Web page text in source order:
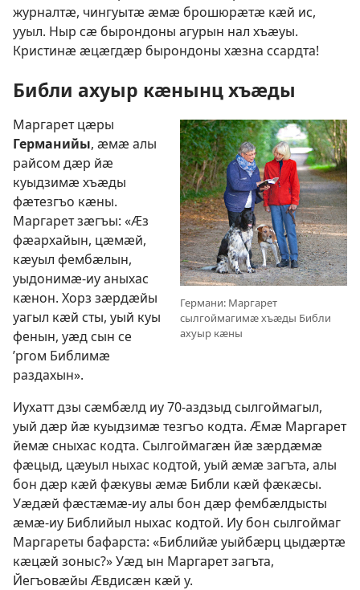
журналтӕ, чингуытӕ ӕмӕ брошюрӕтӕ кӕй ис,
ууыл. Ныр сӕ бырондоны агурын нал хъӕуы.
Кристинӕ ӕцӕгдӕр бырондоны хӕзна ссардта!
Библи ахуыр кӕнынц хъӕды
Германи: Маргарет
сылгоймагимӕ хъӕды Библи
ахуыр кӕны
Маргарет цӕры
Германийы, ӕмӕ алы
райсом дӕр йӕ
куыдзимӕ хъӕды
фӕтезгъо кӕны.
Маргарет зӕгъы: «Ӕз
фӕархайын, цӕмӕй,
кӕуыл фембӕлын,
уыдонимӕ-иу аныхас
кӕнон. Хорз зӕрдӕйы
уагыл кӕй сты, уый куы
фенын, уӕд сын се
’ргом Библимӕ
раздахын».
Иухатт дзы сӕмбӕлд иу 70-аздзыд сылгоймагыл,
уый дӕр йӕ куыдзимӕ тезгъо кодта. Ӕмӕ Маргарет
йемӕ сныхас кодта. Сылгоймагӕн йӕ зӕрдӕмӕ
фӕцыд, цӕуыл ныхас кодтой, уый ӕмӕ загъта, алы
бон дӕр кӕй фӕкувы ӕмӕ Библи кӕй фӕкӕсы.
Уӕдӕй фӕстӕмӕ-иу алы бон дӕр фембӕлдысты
ӕмӕ-иу Библийыл ныхас кодтой. Иу бон сылгоймаг
Маргареты бафарста: «Библийӕ уыйбӕрц цыдӕртӕ
кӕцӕй зоныс?» Уӕд ын Маргарет загъта,
Йегъовӕйы Ӕвдисӕн кӕй у.